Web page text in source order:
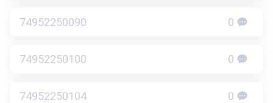
74952250090 0
74952250100 0
74952250104 0